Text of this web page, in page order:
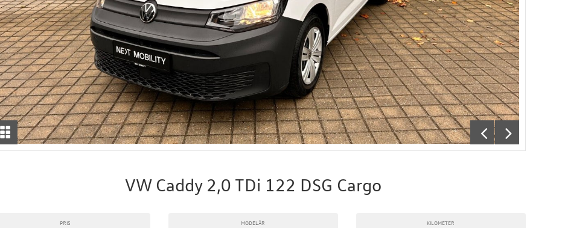
VW Caddy 2,0 TDi 122 DSG Cargo
PRIS MODELÅR KILOMETER